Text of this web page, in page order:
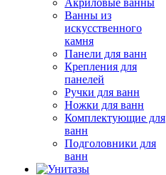
Акриловые ванны
Ванны из
искусственного
камня
Панели для ванн
Крепления для
панелей
Ручки для ванн
Ножки для ванн
Комплектующие для
ванн
Подголовники для
ванн